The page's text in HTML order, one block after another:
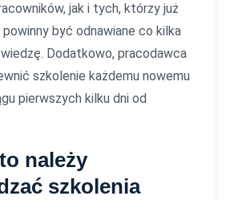
jak i tych, którzy już
być odnawiane co kilka
Dodatkowo, pracodawca
szkolenie każdemu nowemu
pierwszych kilku dni od
należy
szkolenia